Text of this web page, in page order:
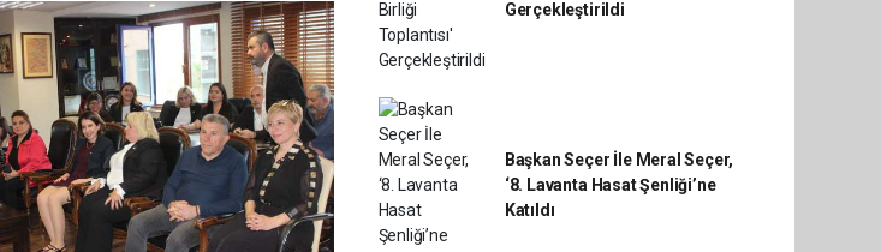
Gerçekleştirildi
Başkan Seçer İle Meral Seçer,
‘8. Lavanta Hasat Şenliği’ne
Katıldı